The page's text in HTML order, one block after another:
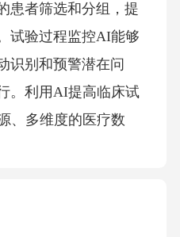
患者筛选和分组，提
试验过程监控AI能够
识别和预警潜在问
。利用AI提高临床试
、多维度的医疗数
和机器学习算法，AI